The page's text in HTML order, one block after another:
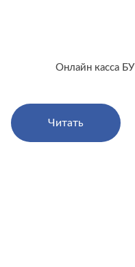
Онлайн касса БУ
Читать